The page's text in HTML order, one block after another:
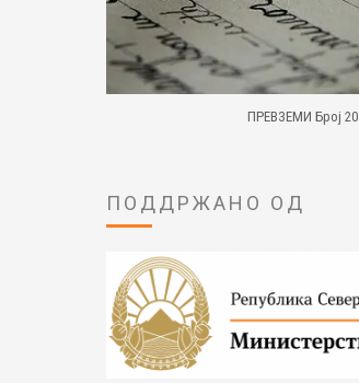
ПРЕВЗЕМИ Број 20
ПОДДРЖАНО ОД